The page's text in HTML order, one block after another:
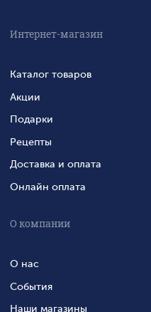
Интернет-магазин
Каталог товаров
Акции
Подарки
Рецепты
Доставка и оплата
Онлайн оплата
О компании
О нас
События
Наши магазины